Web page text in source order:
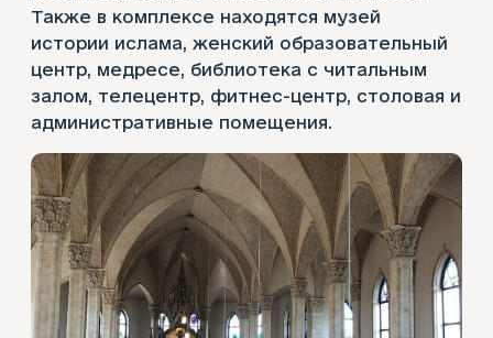
Также в комплексе находятся музей
истории ислама, женский образовательный
центр, медресе, библиотека с читальным
залом, телецентр, фитнес-центр, столовая и
административные помещения.